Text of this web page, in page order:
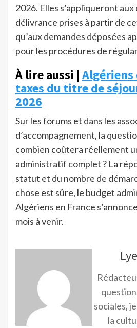
2026. Elles s’appliqueront aux
délivrance prises à partir de
qu’aux demandes déposées
pour les procédures de
À lire aussi |Algériens
taxes du titre de
2026
Sur les forums et dans les
d’accompagnement, la
combien coûtera réellement
administratif complet ? La
statut et du nombre de
chose est sûre, le budget
Algériens en France
mois à venir.
sociales,
la